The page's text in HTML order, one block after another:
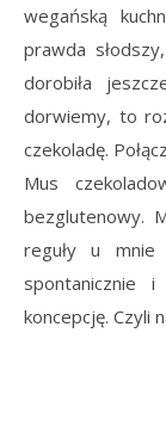
wegańską
prawda
dorobiła
dorwiemy, to
czekoladę.
Mus
bezglutenowy.
reguły u
spontanicznie
koncepcję. Czyli